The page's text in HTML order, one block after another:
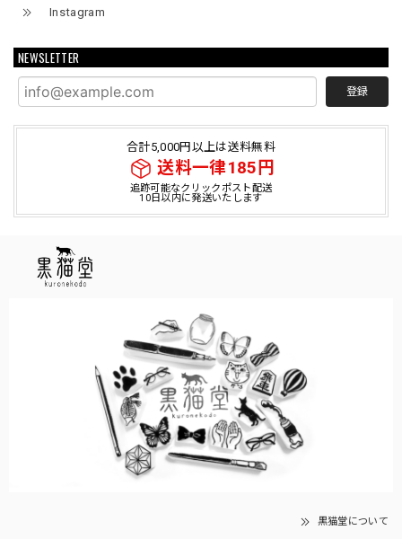
Instagram
NEWSLETTER
登録
合計5,000円以上は送料無料
送料一律185円
追跡可能なクリックポスト配送
10日以内に発送いたします
黒猫堂について